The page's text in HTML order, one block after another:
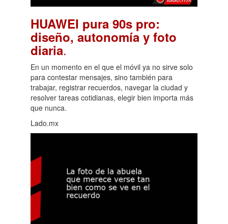
HUAWEI pura 90s pro:
diseño, autonomía y foto
diaria.
En un momento en el que el móvil ya no sirve solo
para contestar mensajes, sino también para
trabajar, registrar recuerdos, navegar la ciudad y
resolver tareas cotidianas, elegir bien importa más
que nunca.
Lado.mx